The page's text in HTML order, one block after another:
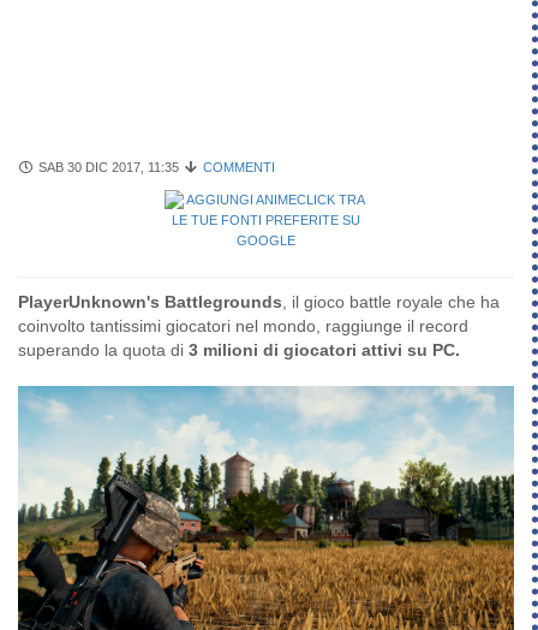
SAB 30 DIC 2017, 11:35 COMMENTI
PlayerUnknown's Battlegrounds , il gioco battle royale che ha
coinvolto tantissimi giocatori nel mondo, raggiunge il record
superando la quota di 3 milioni di giocatori attivi su PC.